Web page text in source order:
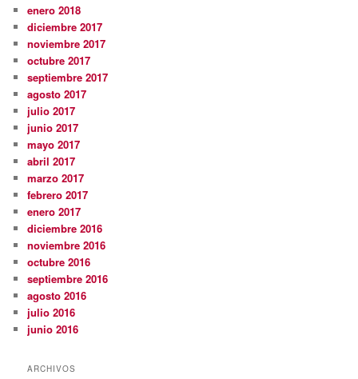
enero 2018
diciembre 2017
noviembre 2017
octubre 2017
septiembre 2017
agosto 2017
julio 2017
junio 2017
mayo 2017
abril 2017
marzo 2017
febrero 2017
enero 2017
diciembre 2016
noviembre 2016
octubre 2016
septiembre 2016
agosto 2016
julio 2016
junio 2016
ARCHIVOS